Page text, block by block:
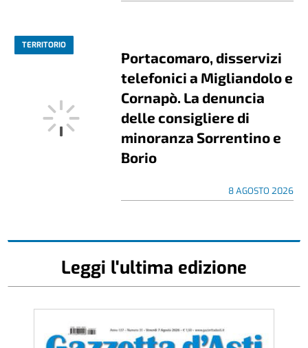
TERRITORIO
Portacomaro, disservizi
telefonici a Migliandolo e
Cornapò. La denuncia
delle consigliere di
minoranza Sorrentino e
Borio
8 AGOSTO 2026
Leggi l'ultima edizione